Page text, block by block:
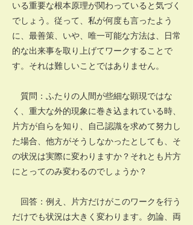
いる重要な根本原理が関わっていると気づく
でしょう。従って、私が何度も言ったよう
に、最善策、いや、唯一可能な方法は、日常
的な出来事を取り上げてワークすることで
す。それは難しいことではありません。
質問：ふたりの人間が些細な顕現ではな
く、重大な外的現象に巻き込まれている時、
片方が自らを知り、自己認識を求めて努力し
た場合、他方がそうしなかったとしても、そ
の状況は実際に変わりますか？それとも片方
にとってのみ変わるのでしょうか？
回答：例え、片方だけがこのワークを行う
だけでも状況は大きく変わります。勿論、両